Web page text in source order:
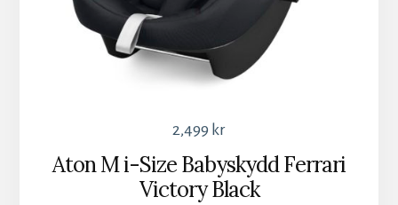
2,499 kr
Aton M i-Size Babyskydd Ferrari
Victory Black